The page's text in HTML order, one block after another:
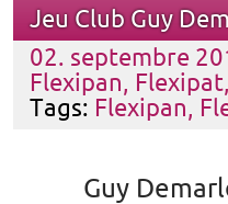
Jeu Club Guy
02. septembre
Flexipan,
Tags: Flexipan,
Guy